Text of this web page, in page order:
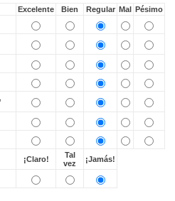
Excelente Bien Regular Mal Pésimo
¡Claro!
Tal
vez
¡Jamás!